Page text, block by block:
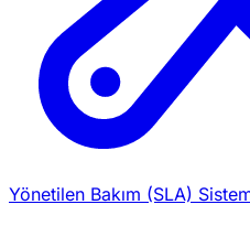
Yönetilen Bakım (SLA)